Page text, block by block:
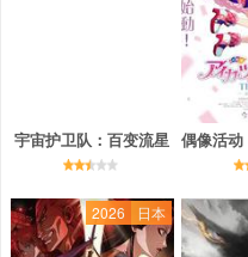
宇宙护卫队：百变流星
2026 日本